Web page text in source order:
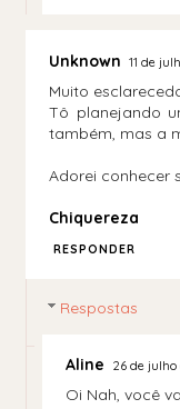
Unknown 11 de
Muito
Tô planejando
também, mas a
Adorei conhecer
Chiquereza
RESPONDER
Respostas
Aline 26 de julho
Oi Nah, você